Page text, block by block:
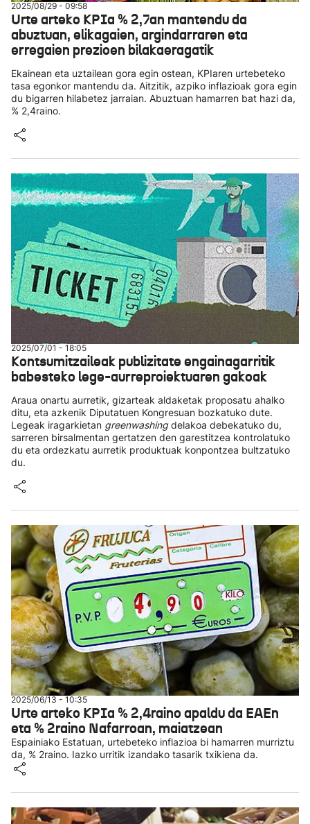
2025/08/29 - 09:58
Urte arteko KPIa % 2,7an mantendu da
abuztuan, elikagaien, argindarraren eta
erregaien prezioen bilakaeragatik
Ekainean eta uztailean gora egin ostean, KPIaren urtebeteko
tasa egonkor mantendu da. Aitzitik, azpiko inflazioak gora egin
du bigarren hilabetez jarraian. Abuztuan hamarren bat hazi da,
% 2,4raino.
2025/07/01 - 18:05
Kontsumitzaileak publizitate engainagarritik
babesteko lege-aurreproiektuaren gakoak
Araua onartu aurretik, gizarteak aldaketak proposatu ahalko
ditu, eta azkenik Diputatuen Kongresuan bozkatuko dute.
Legeak iragarkietan greenwashingdelakoa debekatuko du,
sarreren birsalmentan gertatzen den garestitzea kontrolatuko
du eta ordezkatu aurretik produktuak konpontzea bultzatuko
du.
2025/06/13 - 10:35
Urte arteko KPIa % 2,4raino apaldu da EAEn
eta % 2raino Nafarroan, maiatzean
Espainiako Estatuan, urtebeteko inflazioa bi hamarren murriztu
da, % 2raino. Iazko urritik izandako tasarik txikiena da.